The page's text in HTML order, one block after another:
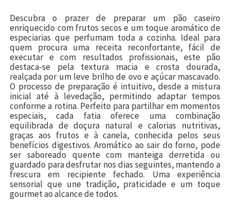
Descubra o prazer de preparar um pão caseiro
enriquecido com frutos secos e um toque aromático de
especiarias que perfumam toda a cozinha. Ideal para
quem procura uma receita reconfortante, fácil de
executar e com resultados profissionais, este pão
destaca-se pela textura macia e crosta dourada,
realçada por um leve brilho de ovo e açúcar mascavado.
O processo de preparação é intuitivo, desde a mistura
inicial até à levedação, permitindo adaptar tempos
conforme a rotina. Perfeito para partilhar em momentos
especiais, cada fatia oferece uma combinação
equilibrada de doçura natural e calorias nutritivas,
graças aos frutos e à canela, conhecida pelos seus
benefícios digestivos. Aromático ao sair do forno, pode
ser saboreado quente com manteiga derretida ou
guardado para desfrutar nos dias seguintes, mantendo a
frescura em recipiente fechado. Uma experiência
sensorial que une tradição, praticidade e um toque
gourmet ao alcance de todos.